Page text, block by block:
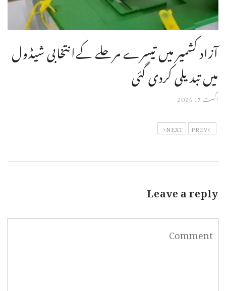
آزاد کشمیر میں تیسرے مرحلے کےانتخابی شیڈول
میں تبدیلی کردی گئی
اگست 7, 2026
PREV
NEXT
Leave a reply